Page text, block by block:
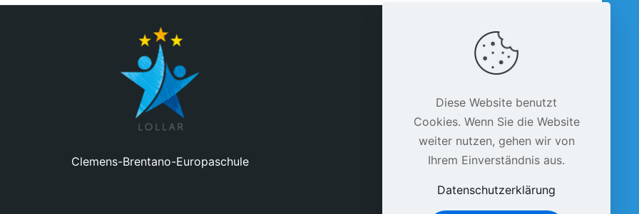
Clemens-Brentano-Europaschule
Diese Website benutzt
Cookies. Wenn Sie die Website
weiter nutzen, gehen wir von
Ihrem Einverständnis aus.
Datenschutzerklärung